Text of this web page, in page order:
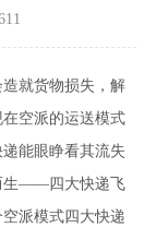
就货物损失，解
空派的运送模式
能眼睁看其流失
生——四大快递飞
派模式四大快递